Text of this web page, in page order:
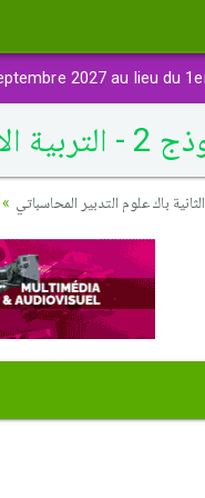
2027 au lieu du
باك علوم التدبير المحاسباتي